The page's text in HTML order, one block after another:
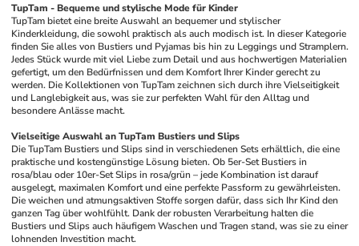
TupTam - Bequeme und stylische Mode für Kinder
TupTam bietet eine breite Auswahl an bequemer und stylischer
Kinderkleidung, die sowohl praktisch als auch modisch ist. In dieser Kategorie
finden Sie alles von Bustiers und Pyjamas bis hin zu Leggings und Stramplern.
Jedes Stück wurde mit viel Liebe zum Detail und aus hochwertigen Materialien
gefertigt, um den Bedürfnissen und dem Komfort Ihrer Kinder gerecht zu
werden. Die Kollektionen von TupTam zeichnen sich durch ihre Vielseitigkeit
und Langlebigkeit aus, was sie zur perfekten Wahl für den Alltag und
besondere Anlässe macht.
Vielseitige Auswahl an TupTam Bustiers und Slips
Die TupTam Bustiers und Slips sind in verschiedenen Sets erhältlich, die eine
praktische und kostengünstige Lösung bieten. Ob 5er-Set Bustiers in
rosa/blau oder 10er-Set Slips in rosa/grün – jede Kombination ist darauf
ausgelegt, maximalen Komfort und eine perfekte Passform zu gewährleisten.
Die weichen und atmungsaktiven Stoffe sorgen dafür, dass sich Ihr Kind den
ganzen Tag über wohlfühlt. Dank der robusten Verarbeitung halten die
Bustiers und Slips auch häufigem Waschen und Tragen stand, was sie zu einer
lohnenden Investition macht.